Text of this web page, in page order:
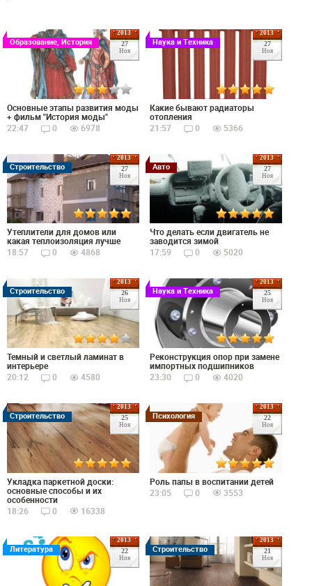
2013
27
Ноя
Образование, История
Основные этапы развития моды
+ фильм "История моды"
22:47
0 6978
2013
27
Ноя
Наука и Техника
Какие бывают радиаторы
отопления
21:57
0 5366
2013
27
Ноя
Строительство
Утеплители для домов или
какая теплоизоляция лучше
18:57
0 4868
2013
27
Ноя
Авто
Что делать если двигатель не
заводится зимой
17:59
0 5020
2013
26
Ноя
Строительство
Темный и светлый ламинат в
интерьере
20:12
0 4580
2013
25
Ноя
Наука и Техника
Реконструкция опор при замене
импортных подшипников
23:30
0 4020
2013
25
Ноя
Строительство
Укладка паркетной доски:
основные способы и их
особенности
18:26
0 16338
2013
22
Ноя
Психология
Роль папы в воспитании детей
23:05
0 3553
2013
22
Ноя
Литература
2013
21
Ноя
Строительство